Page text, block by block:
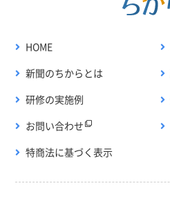
HOME
新聞のちからとは
研修の実施例
お問い合わせ
特商法に基づく表示